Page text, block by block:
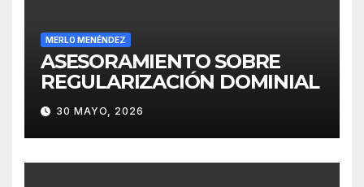
MERLO MENÉNDEZ
ASESORAMIENTO SOBRE
REGULARIZACIÓN DOMINIAL
30 MAYO, 2026